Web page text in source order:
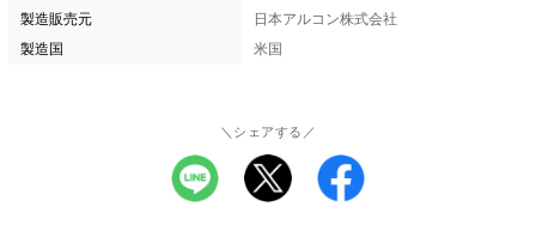
製造販売元
日本アルコン株式会社
製造国
米国
＼シェアする／